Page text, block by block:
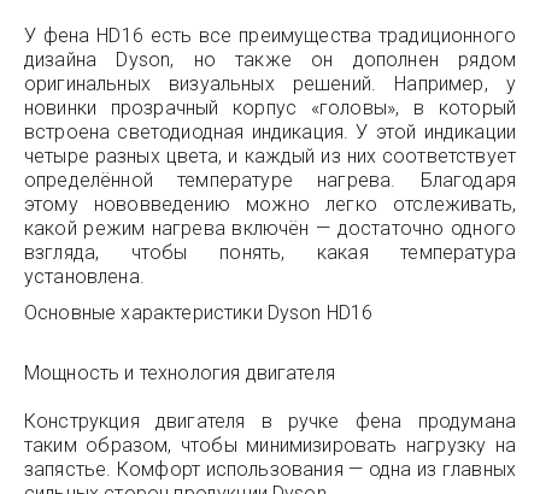
У фена HD16 есть все преимущества традиционного
дизайна Dyson, но также он дополнен рядом
оригинальных визуальных решений. Например, у
новинки прозрачный корпус «головы», в который
встроена светодиодная индикация. У этой индикации
четыре разных цвета, и каждый из них соответствует
определённой температуре нагрева. Благодаря
этому нововведению можно легко отслеживать,
какой режим нагрева включён — достаточно одного
взгляда, чтобы понять, какая температура
установлена.
Основные характеристики Dyson HD16
Мощность и технология двигателя
Конструкция двигателя в ручке фена продумана
таким образом, чтобы минимизировать нагрузку на
запястье. Комфорт использования — одна из главных